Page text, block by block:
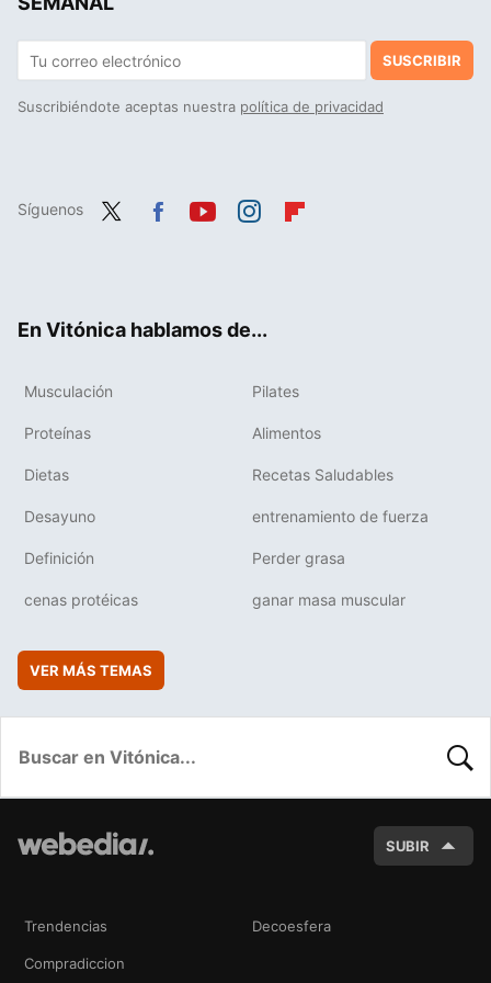
SUSCRIBIR
Suscribiéndote aceptas nuestra política de privacidad
Síguenos
En Vitónica hablamos de...
Musculación Pilates
Proteínas Alimentos
Dietas Recetas Saludables
Desayuno entrenamiento de fuerza
Definición Perder grasa
cenas protéicas ganar masa muscular
VER MÁS TEMAS
SUBIR
Trendencias Decoesfera
Compradiccion